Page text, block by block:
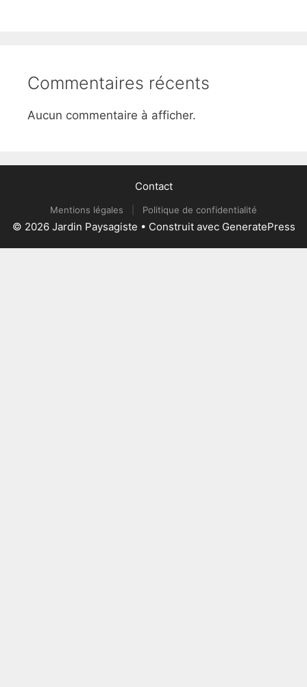
Commentaires récents
Aucun commentaire à afficher.
Contact
Mentions légales Politique de confidentialité
© 2026 Jardin Paysagiste • Construit avec GeneratePress